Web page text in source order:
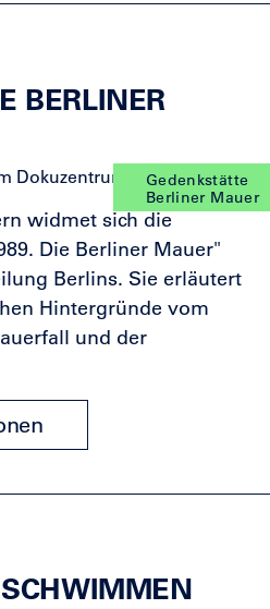
BERLINER
Gedenkstätte
Berliner Mauer
widmet sich die
Die Berliner Mauer"
Berlins. Sie erläutert
Hintergründe vom
und der